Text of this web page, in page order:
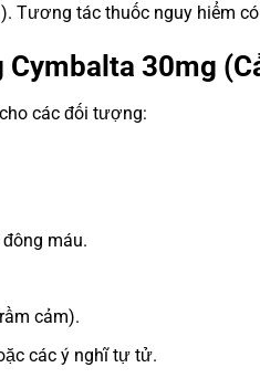
Tương tác thuốc nguy hiểm
30mg
các đối tượng:
máu.
cảm).
các ý nghĩ tự tử.